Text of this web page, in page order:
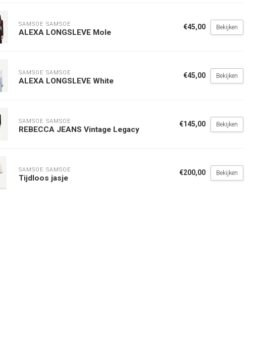
SAMSOE SAMSOE
ALEXA LONGSLEVE Mole
€45,00 Bekijken
SAMSOE SAMSOE
ALEXA LONGSLEVE White
€45,00 Bekijken
SAMSOE SAMSOE
REBECCA JEANS Vintage Legacy
€145,00 Bekijken
SAMSOE SAMSOE
Tijdloos jasje
€200,00 Bekijken